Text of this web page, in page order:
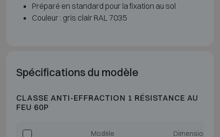
Préparé en standard pour la fixation au sol
Couleur : gris clair RAL 7035
Spécifications du modèle
CLASSE ANTI-EFFRACTION 1 RÉSISTANCE AU
FEU 60P
Modèle Dimensions